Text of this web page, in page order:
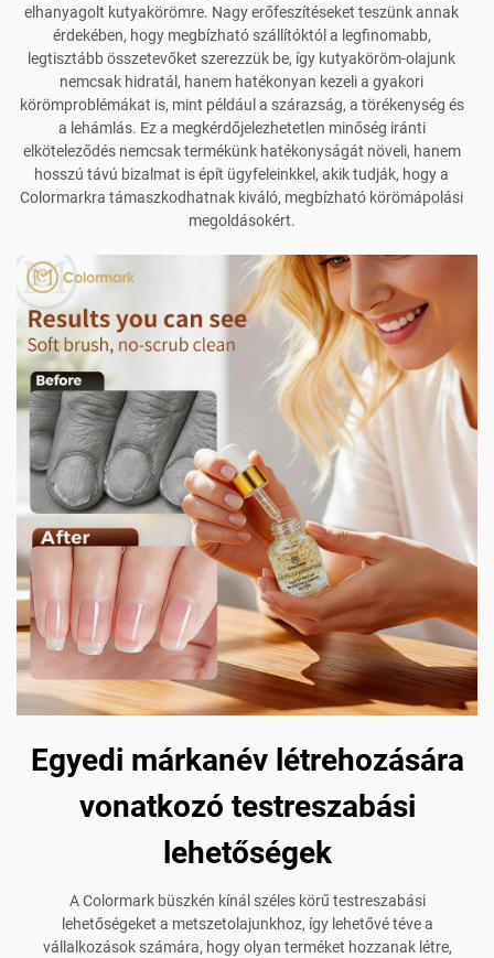
elhanyagolt kutyakörömre. Nagy erőfeszítéseket teszünk annak
érdekében, hogy megbízható szállítóktól a legfinomabb,
legtisztább összetevőket szerezzük be, így kutyaköröm-olajunk
nemcsak hidratál, hanem hatékonyan kezeli a gyakori
körömproblémákat is, mint például a szárazság, a törékenység és
a lehámlás. Ez a megkérdőjelezhetetlen minőség iránti
elköteleződés nemcsak termékünk hatékonyságát növeli, hanem
hosszú távú bizalmat is épít ügyfeleinkkel, akik tudják, hogy a
Colormarkra támaszkodhatnak kiváló, megbízható körömápolási
megoldásokért.
Egyedi márkanév létrehozására
vonatkozó testreszabási
lehetőségek
A Colormark büszkén kínál széles körű testreszabási
lehetőségeket a metszetolajunkhoz, így lehetővé téve a
vállalkozások számára, hogy olyan terméket hozzanak létre,